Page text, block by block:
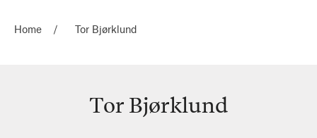
Home Tor Bjørklund
Tor Bjørklund